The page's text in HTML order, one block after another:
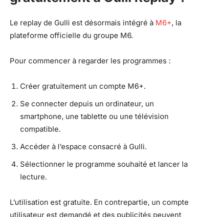
Le replay de Gulli est désormais intégré à M6+, la
plateforme officielle du groupe M6.
Pour commencer à regarder les programmes :
Créer gratuitement un compte M6+.
Se connecter depuis un ordinateur, un
smartphone, une tablette ou une télévision
compatible.
Accéder à l’espace consacré à Gulli.
Sélectionner le programme souhaité et lancer la
lecture.
L’utilisation est gratuite. En contrepartie, un compte
utilisateur est demandé et des publicités peuvent